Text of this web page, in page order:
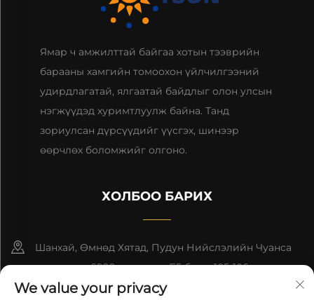
Ямар ч амжилттай байгаа хотын тээврийн
барааны хамгийн томоохон үйлчилгээний
удирдлагатай, ялгаатай байдлыг олон улсын
нэгжүүдэд хуримтлуулж байна. Танд
зориулсан дүрсүүдийг үүсгэх, шинээр
өөрчлөх боломжийг олгоно.
ХОЛБОО БАРИХ
Шанхай, Өмнөд Хятад, Пудун Нийслэлийн Чуанса
гудамжны 6999-р дугаар, Б5 блок, 105-106 өрөө
We value your privacy